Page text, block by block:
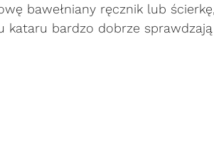
bawełniany ręcznik lub
kataru bardzo dobrze